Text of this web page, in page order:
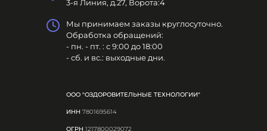
3-я Линия, д.27, Ворота:4
Мы принимаем заказы круглосуточно.
Обработка обращений:
- пн. - пт. : с 9:00 до 18:00
- сб. и вс.: выходные дни.
ООО "ОЗДОРОВИТЕЛЬНЫЕ ТЕХНОЛОГИИ"
ИНН 7801695614
ОГРН 1217800029072